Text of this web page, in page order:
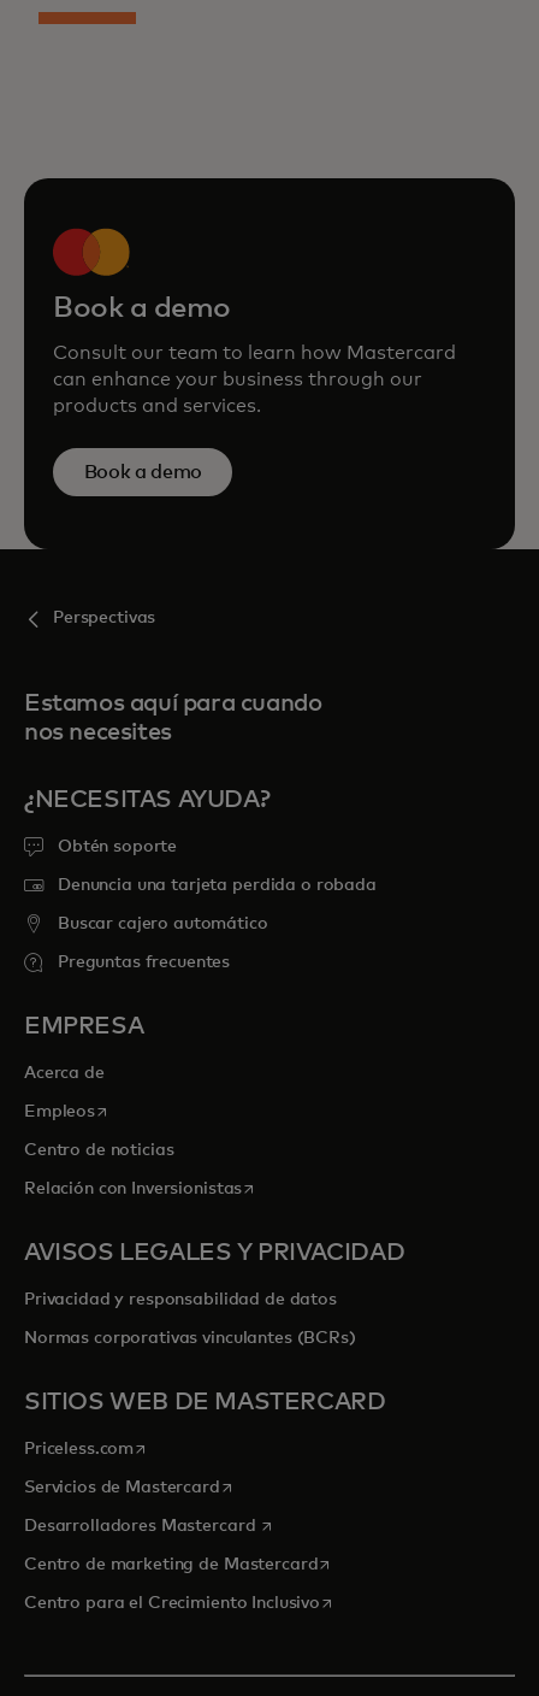
Book a demo
Consult our team to learn how Mastercard
can enhance your business through our
products and services.
Book a demo
Perspectivas
Estamos aquí para cuando
nos necesites
¿NECESITAS AYUDA?
Obtén soporte
Denuncia una tarjeta perdida o robada
Buscar cajero automático
Preguntas frecuentes
EMPRESA
Acerca de
Empleosse abre en una pestaña nueva
Centro de noticias
Relación con Inversionistasse abre en una pestaña nueva
AVISOS LEGALES Y PRIVACIDAD
Privacidad y responsabilidad de datos
Normas corporativas vinculantes (BCRs)
SITIOS WEB DE MASTERCARD
Priceless.com se abre en una pestaña nueva
Servicios de Mastercardse abre en una pestaña nueva
Desarrolladores Mastercard se abre en una pestaña nueva
Centro de marketing de Mastercardse abre en una pestaña
Centro para el Crecimiento Inclusivose abre en una pestaña